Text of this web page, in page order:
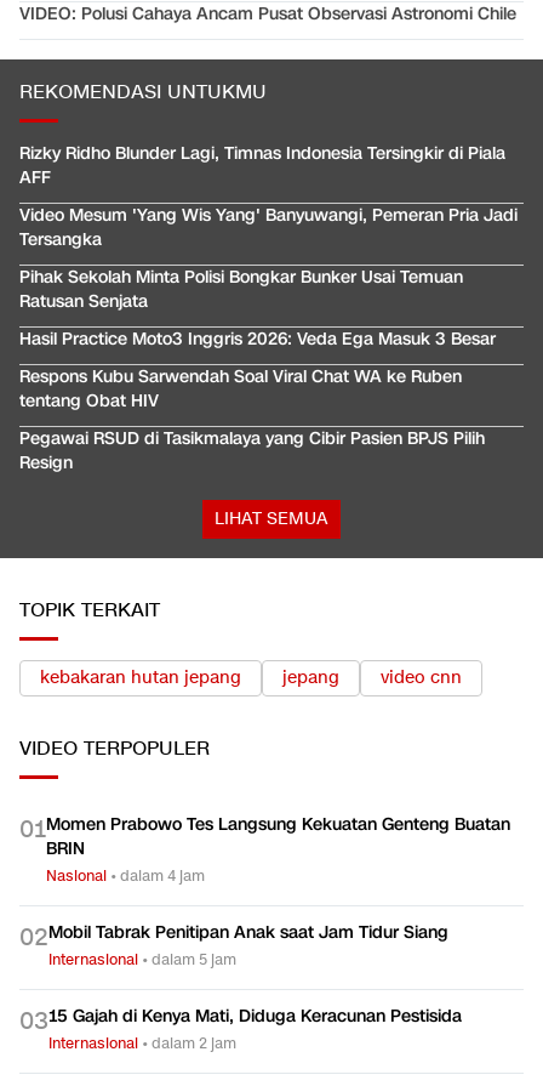
VIDEO: Polusi Cahaya Ancam Pusat Observasi Astronomi Chile
REKOMENDASI UNTUKMU
Rizky Ridho Blunder Lagi, Timnas Indonesia Tersingkir di Piala
AFF
Video Mesum 'Yang Wis Yang' Banyuwangi, Pemeran Pria Jadi
Tersangka
Pihak Sekolah Minta Polisi Bongkar Bunker Usai Temuan
Ratusan Senjata
Hasil Practice Moto3 Inggris 2026: Veda Ega Masuk 3 Besar
Respons Kubu Sarwendah Soal Viral Chat WA ke Ruben
tentang Obat HIV
Pegawai RSUD di Tasikmalaya yang Cibir Pasien BPJS Pilih
Resign
LIHAT SEMUA
TOPIK TERKAIT
kebakaran hutan jepang jepang video cnn
VIDEO TERPOPULER
01Momen Prabowo Tes Langsung Kekuatan Genteng Buatan
BRIN
Nasional •dalam 4 jam
02Mobil Tabrak Penitipan Anak saat Jam Tidur Siang
Internasional •dalam 5 jam
0315 Gajah di Kenya Mati, Diduga Keracunan Pestisida
Internasional •dalam 2 jam